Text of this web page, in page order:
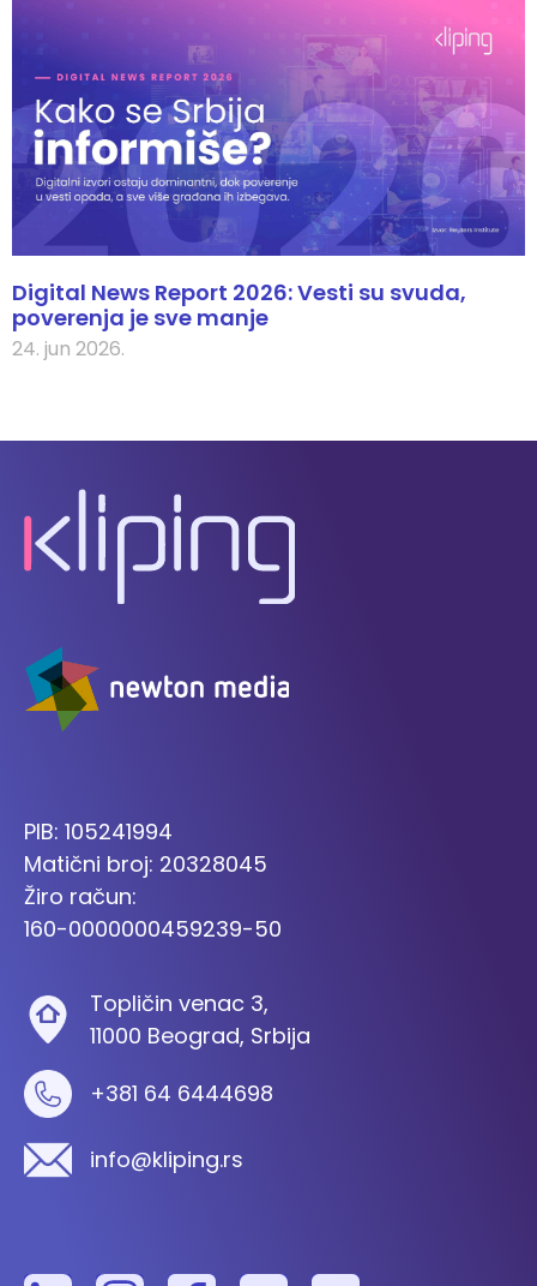
Digital News Report 2026: Vesti su svuda,
poverenja je sve manje
24. jun 2026.
PIB: 105241994
Matični broj: 20328045
Žiro račun:
160-0000000459239-50
Topličin venac 3,
11000 Beograd, Srbija
+381 64 6444698
info@kliping.rs